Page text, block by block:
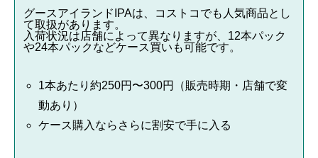
グースアイランドIPAは、コストコでも人気商品とし
て取扱があります。
入荷状況は店舗によって異なりますが、12本パック
や24本パックなどケース買いも可能です。
1本あたり約250円〜300円（販売時期・店舗で変
動あり）
ケース購入ならさらに割安で手に入る